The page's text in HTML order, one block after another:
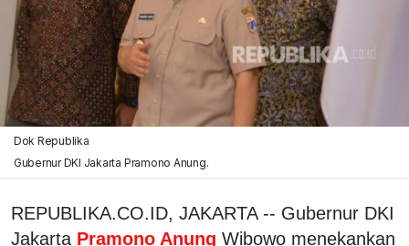
Dok Republika
Gubernur DKI Jakarta Pramono Anung.
REPUBLIKA.CO.ID, JAKARTA -- Gubernur DKI
Jakarta Pramono Anung Wibowo menekankan